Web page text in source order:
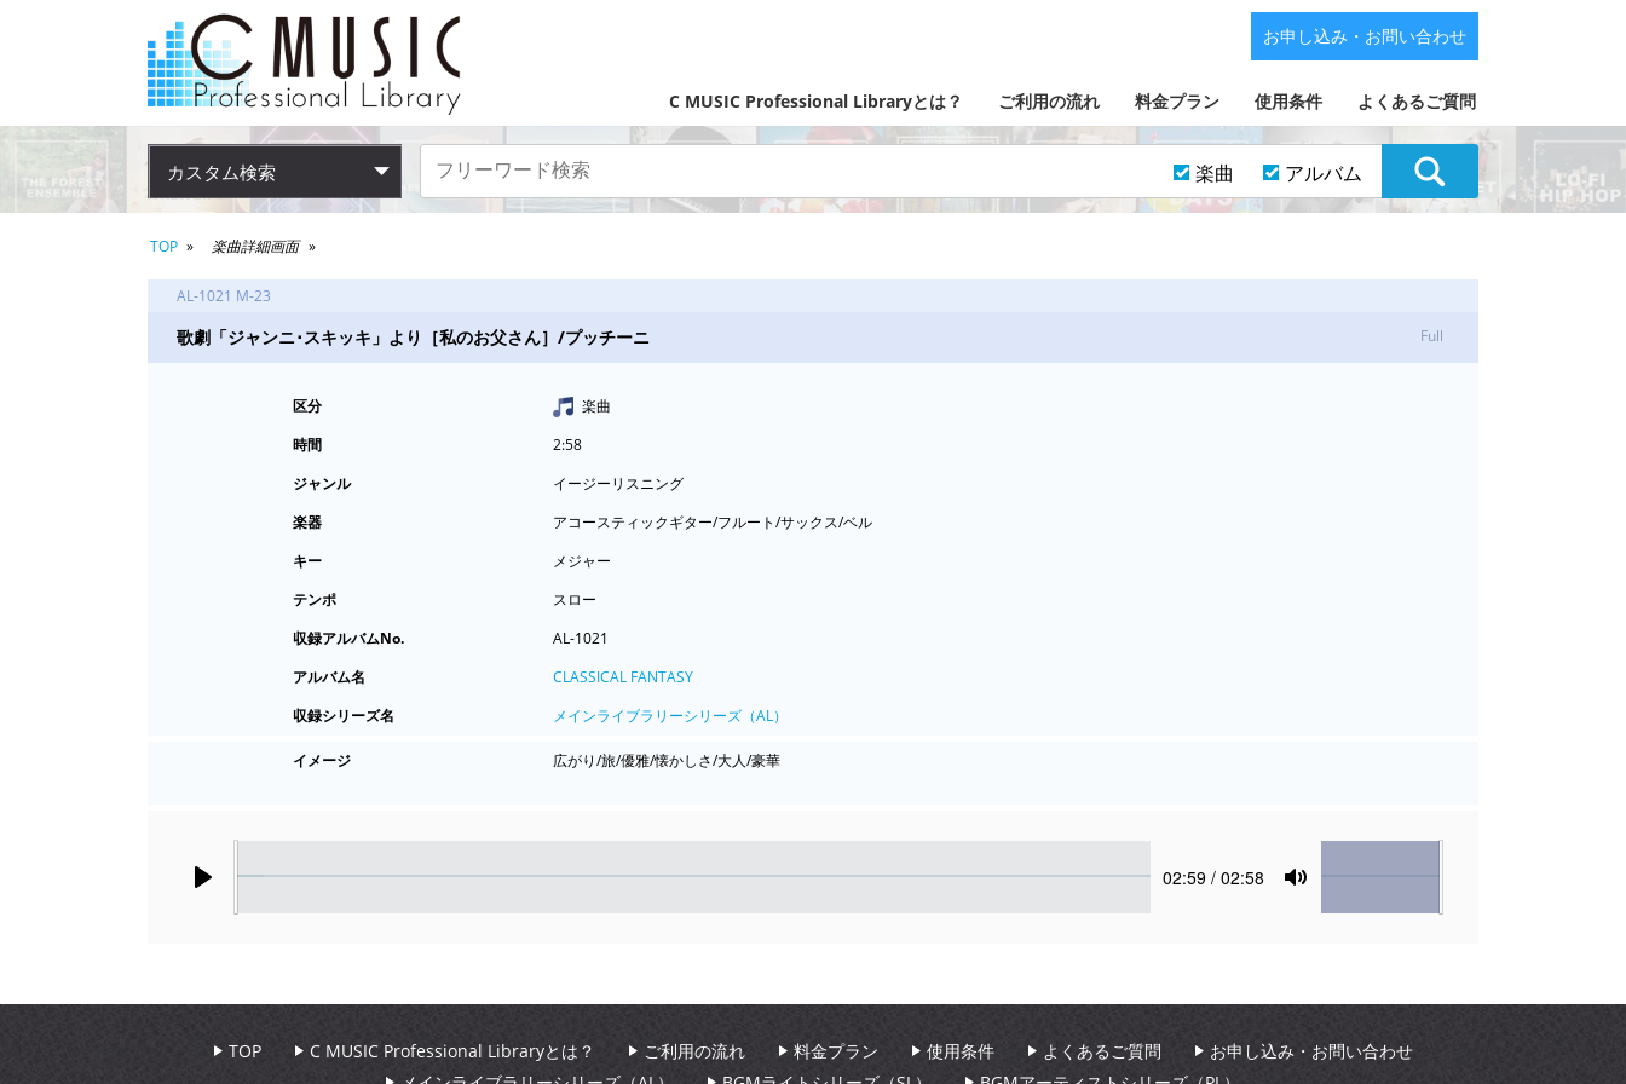
C MUSIC Professional Libraryとは？ ご利用の流れ 料金プラン 使用条件 よくあるご質問
お申し込み・お問い合わせ
カスタム検索 楽曲 アルバム
TOP 楽曲詳細画面
AL-1021 M-23
歌劇「ジャンニ･スキッキ」より［私のお父さん］/プッチーニ Full
区分
楽曲
時間
2:58
ジャンル
イージーリスニング
楽器
アコースティックギター/フルート/サックス/ベル
キー
メジャー
テンポ
スロー
収録アルバムNo.
AL-1021
アルバム名
CLASSICAL FANTASY
収録シリーズ名
メインライブラリーシリーズ（AL）
イメージ 広がり/旅/優雅/懐かしさ/大人/豪華
Current
02:59 / 02:58
Mute
Volume
TOP C MUSIC Professional Libraryとは？ ご利用の流れ 料金プラン 使用条件 よくあるご質問
お申し込み・お問い合わせ